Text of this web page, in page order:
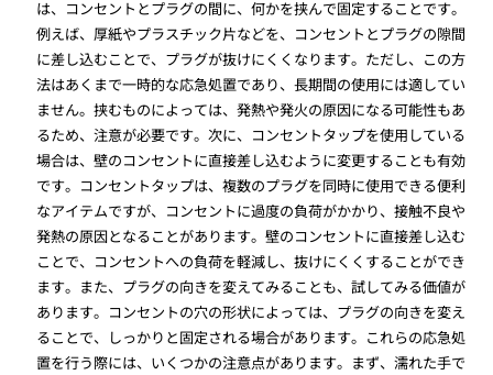
は、コンセントとプラグの間に、何かを挟んで固定することです。
例えば、厚紙やプラスチック片などを、コンセントとプラグの隙間
に差し込むことで、プラグが抜けにくくなります。ただし、この方
法はあくまで一時的な応急処置であり、長期間の使用には適してい
ません。挟むものによっては、発熱や発火の原因になる可能性もあ
るため、注意が必要です。次に、コンセントタップを使用している
場合は、壁のコンセントに直接差し込むように変更することも有効
です。コンセントタップは、複数のプラグを同時に使用できる便利
なアイテムですが、コンセントに過度の負荷がかかり、接触不良や
発熱の原因となることがあります。壁のコンセントに直接差し込む
ことで、コンセントへの負荷を軽減し、抜けにくくすることができ
ます。また、プラグの向きを変えてみることも、試してみる価値が
あります。コンセントの穴の形状によっては、プラグの向きを変え
ることで、しっかりと固定される場合があります。これらの応急処
置を行う際には、いくつかの注意点があります。まず、濡れた手で